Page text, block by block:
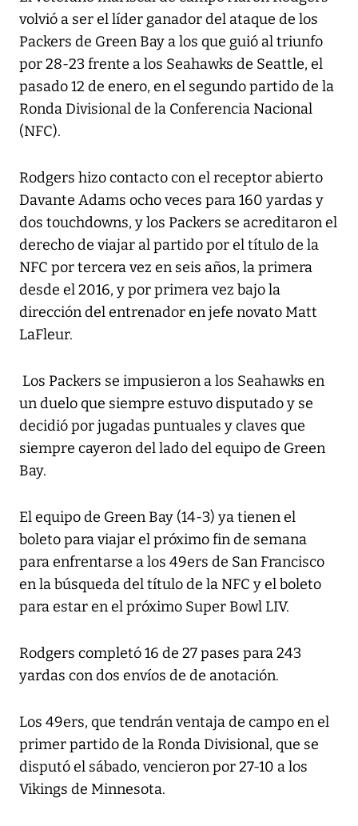
volvió a ser el líder ganador del ataque de los
Packers de Green Bay a los que guió al triunfo
por 28-23 frente a los Seahawks de Seattle, el
pasado 12 de enero, en el segundo partido de la
Ronda Divisional de la Conferencia Nacional
(NFC).
Rodgers hizo contacto con el receptor abierto
Davante Adams ocho veces para 160 yardas y
dos touchdowns, y los Packers se acreditaron el
derecho de viajar al partido por el título de la
NFC por tercera vez en seis años, la primera
desde el 2016, y por primera vez bajo la
dirección del entrenador en jefe novato Matt
LaFleur.
Los Packers se impusieron a los Seahawks en
un duelo que siempre estuvo disputado y se
decidió por jugadas puntuales y claves que
siempre cayeron del lado del equipo de Green
Bay.
El equipo de Green Bay (14-3) ya tienen el
boleto para viajar el próximo fin de semana
para enfrentarse a los 49ers de San Francisco
en la búsqueda del título de la NFC y el boleto
para estar en el próximo Super Bowl LIV.
Rodgers completó 16 de 27 pases para 243
yardas con dos envíos de de anotación.
Los 49ers, que tendrán ventaja de campo en el
primer partido de la Ronda Divisional, que se
disputó el sábado, vencieron por 27-10 a los
Vikings de Minnesota.